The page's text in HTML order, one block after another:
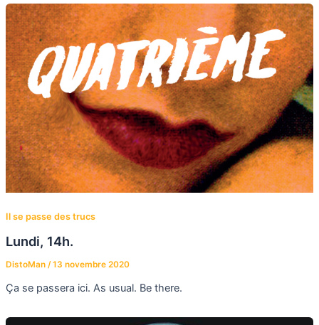
Il se passe des trucs
Lundi, 14h.
DistoMan /13 novembre 2020
Ça se passera ici. As usual. Be there.